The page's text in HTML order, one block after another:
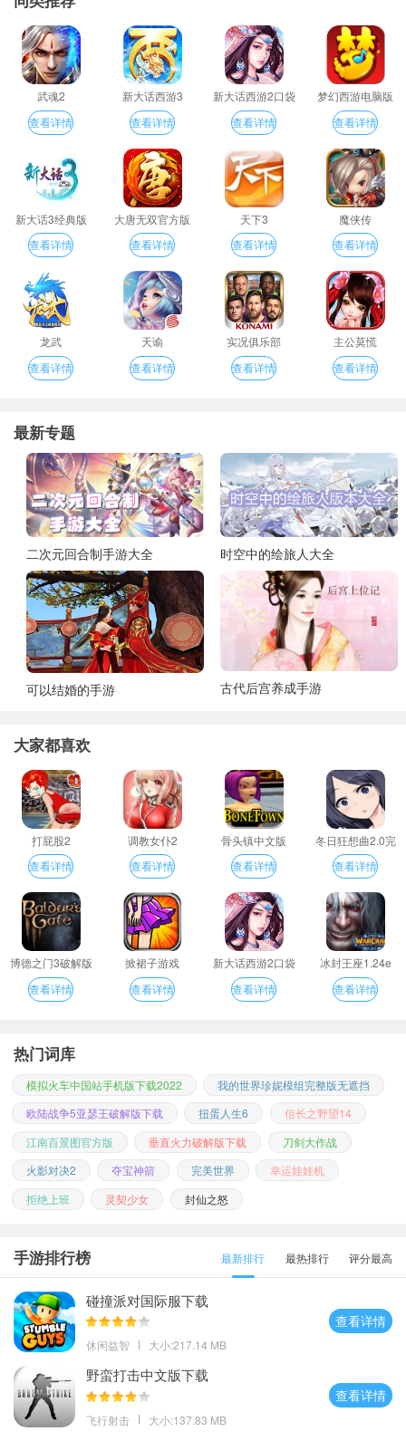
武魂2
查看详情
新大话西游3
查看详情
新大话西游2口袋
版
查看详情
梦幻西游电脑版
查看详情
新大话3经典版
查看详情
大唐无双官方版
查看详情
天下3
查看详情
魔侠传
查看详情
龙武
查看详情
天谕
查看详情
实况俱乐部
查看详情
主公莫慌
查看详情
最新专题
二次元回合制手游大全 时空中的绘旅人大全
可以结婚的手游 古代后宫养成手游
大家都喜欢
打屁股2
查看详情
调教女仆2
查看详情
骨头镇中文版
查看详情
冬日狂想曲2.0完
整汉化版
查看详情
博德之门3破解版
查看详情
掀裙子游戏
查看详情
新大话西游2口袋
版
查看详情
冰封王座1.24e
查看详情
热门词库
模拟火车中国站手机版下载2022
我的世界珍妮模组完整版无遮挡
欧陆战争5亚瑟王破解版下载
扭蛋人生6
信长之野望14
江南百景图官方版
垂直火力破解版下载
刀剑大作战
火影对决2
夺宝神箭 完美世界
幸运娃娃机
拒绝上班
灵契少女 封仙之怒
手游排行榜 最新排行 最热排行 评分最高
碰撞派对国际服下载
休闲益智 大小:217.14 MB
查看详情
野蛮打击中文版下载
飞行射击 大小:137.83 MB
查看详情